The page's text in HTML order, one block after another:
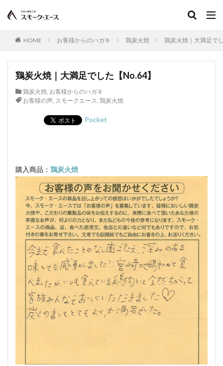
食肉加工品
殺菌釜
殺菌灯
ショートホーン
グリーンリング
ジャージー 若齢肥育
軍鶏
ジャンボン・ブラン・ドゥ・パリ
シュバルツベルダーブラスト
ボジョレーセット
検索
HOME お客様からのハガキ 鶏炭火焼 鶏炭火焼｜大満足で
鶏炭火焼｜大満足でした【No.64】
鶏炭火焼, お客様からのハガキ
お客様の声, スモークエース, 鶏炭火焼
Pocket
購入商品： 鶏炭火焼